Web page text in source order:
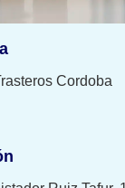
Cordoba